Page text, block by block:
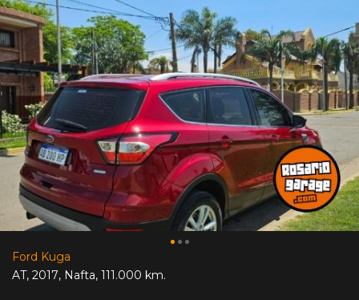
Ford Kuga
AT, 2017, Nafta, 111.000 km.